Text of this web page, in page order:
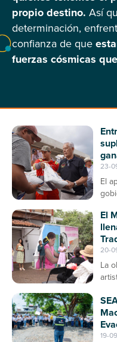
propio destino. Así
determinación,
confianza de que
fuerzas cósmicas
23-
El
El
20-
La
19-